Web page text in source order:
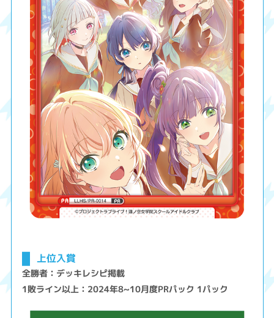
上位入賞
全勝者：デッキレシピ掲載
1敗ライン以上：2024年8~10月度PRパック 1パック